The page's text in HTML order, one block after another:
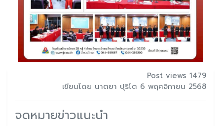
Post views 1479
เขียนโดย นาตยา ปุริโต 6 พฤศจิกายน 2568
จดหมายข่าวแนะนำ